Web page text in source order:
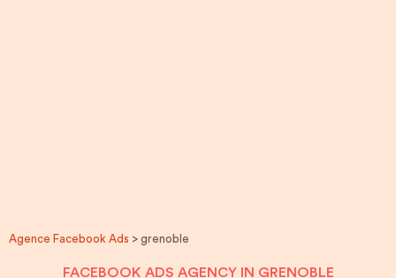
Agence Facebook Ads > grenoble
FACEBOOK ADS AGENCY IN GRENOBLE